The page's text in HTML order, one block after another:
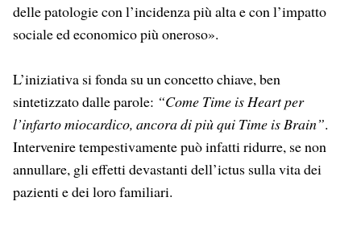
delle patologie con l’incidenza più alta e con l’impatto
sociale ed economico più oneroso».
L’iniziativa si fonda su un concetto chiave, ben
sintetizzato dalle parole: “Come Time is Heart per
l’infarto miocardico, ancora di più qui Time is Brain”.
Intervenire tempestivamente può infatti ridurre, se non
annullare, gli effetti devastanti dell’ictus sulla vita dei
pazienti e dei loro familiari.